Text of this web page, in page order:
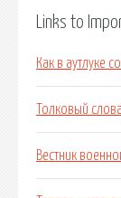
Links to
Как в аутлуке
Толковый
Вестник